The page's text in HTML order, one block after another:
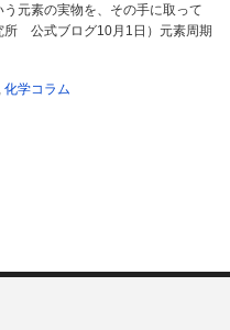
元素の実物を、その手に取って
所 公式ブログ10月1日）元素周期
, 化学コラム